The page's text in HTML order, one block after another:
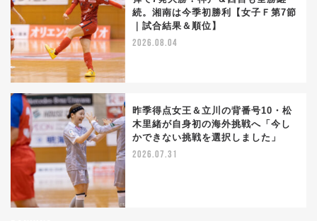
続。湘南は今季初勝利【女子Ｆ第7節
｜試合結果＆順位】
2026.08.04
昨季得点女王＆立川の背番号10・松
木里緒が自身初の海外挑戦へ「今し
かできない挑戦を選択しました」
2026.07.31